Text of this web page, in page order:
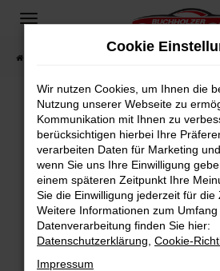
Zum
springen
Fehler: Network Error
Beim Laden ist ein Fehler
Hier sind ein paar Tipps, die dir
Überprüfe deine Firewall
Internetverbindung.
Laden andere Webseiten, zum
Suchmaschine?
Cookie
Wir nutzen Cookies, um Ihnen die
Nutzung unserer Webseite zu
Kommunikation mit Ihnen zu
berücksichtigen hierbei Ihre
verarbeiten Daten für Marketing
wenn Sie uns Ihre Einwilligung
einem späteren Zeitpunkt Ihre
Sie die Einwilligung jederzeit für die
Weitere Informationen zum
Datenverarbeitung finden Sie hier:
Datenschutzerklärung Cookie-
Impressum